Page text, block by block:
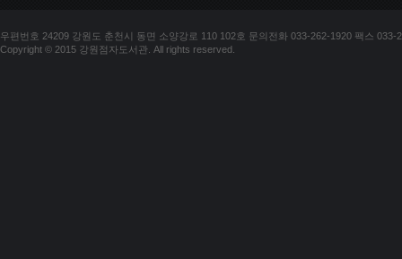
우편번호 24209 강원도 춘천시 동면 소양강로 110 102호 문의전화 033-262-1920 팩스 033-
Copyright © 2015 강원점자도서관. All rights reserved.